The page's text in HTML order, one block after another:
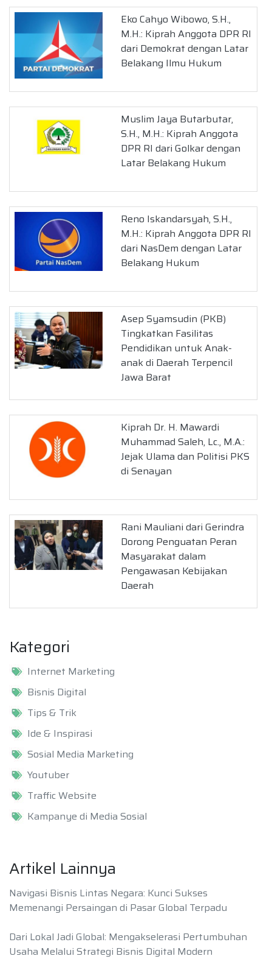
Eko Cahyo Wibowo, S.H.,
M.H.: Kiprah Anggota DPR RI
dari Demokrat dengan Latar
Belakang Ilmu Hukum
Muslim Jaya Butarbutar,
S.H., M.H.: Kiprah Anggota
DPR RI dari Golkar dengan
Latar Belakang Hukum
Reno Iskandarsyah, S.H.,
M.H.: Kiprah Anggota DPR RI
dari NasDem dengan Latar
Belakang Hukum
Asep Syamsudin (PKB)
Tingkatkan Fasilitas
Pendidikan untuk Anak-
anak di Daerah Terpencil
Jawa Barat
Kiprah Dr. H. Mawardi
Muhammad Saleh, Lc., M.A.:
Jejak Ulama dan Politisi PKS
di Senayan
Rani Mauliani dari Gerindra
Dorong Penguatan Peran
Masyarakat dalam
Pengawasan Kebijakan
Daerah
Kategori
Internet Marketing
Bisnis Digital
Tips & Trik
Ide & Inspirasi
Sosial Media Marketing
Youtuber
Traffic Website
Kampanye di Media Sosial
Artikel Lainnya
Navigasi Bisnis Lintas Negara: Kunci Sukses
Memenangi Persaingan di Pasar Global Terpadu
Dari Lokal Jadi Global: Mengakselerasi Pertumbuhan
Usaha Melalui Strategi Bisnis Digital Modern